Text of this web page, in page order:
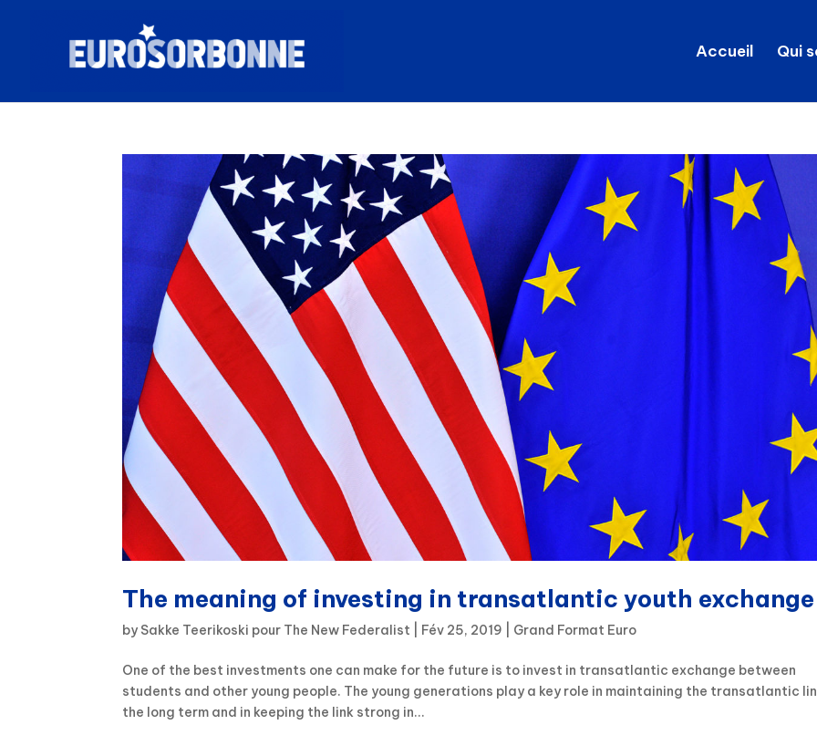
Accueil Qui
The meaning of investing in transatlantic youth exchange
by Sakke Teerikoski pour The New Federalist Fév 25, 2019 Grand Format Euro
One of the best investments one can make for the future is to invest in transatlantic exchange between
students and other young people. The young generations play a key role in maintaining the transatlantic
the long term and in keeping the link strong in...